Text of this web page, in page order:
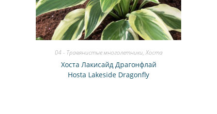
04 - Травянистые многолетники,Хоста
Хоста Лакисайд Драгонфлай
Hosta Lakeside Dragonfly